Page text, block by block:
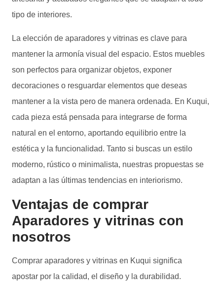
tipo de interiores.
La elección de aparadores y vitrinas es clave para
mantener la armonía visual del espacio. Estos muebles
son perfectos para organizar objetos, exponer
decoraciones o resguardar elementos que deseas
mantener a la vista pero de manera ordenada. En Kuqui,
cada pieza está pensada para integrarse de forma
natural en el entorno, aportando equilibrio entre la
estética y la funcionalidad. Tanto si buscas un estilo
moderno, rústico o minimalista, nuestras propuestas se
adaptan a las últimas tendencias en interiorismo.
Ventajas de comprar
Aparadores y vitrinas con
nosotros
Comprar aparadores y vitrinas en Kuqui significa
apostar por la calidad, el diseño y la durabilidad.